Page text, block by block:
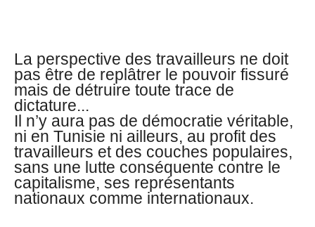
La perspective des travailleurs ne doit
pas être de replâtrer le pouvoir fissuré
mais de détruire toute trace de
dictature...
Il n’y aura pas de démocratie véritable,
ni en Tunisie ni ailleurs, au profit des
travailleurs et des couches populaires,
sans une lutte conséquente contre le
capitalisme, ses représentants
nationaux comme internationaux.